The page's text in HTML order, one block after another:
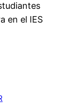
en el IES